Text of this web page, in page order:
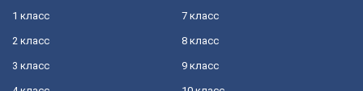
1 класс
2 класс
3 класс
7 класс
8 класс
9 класс